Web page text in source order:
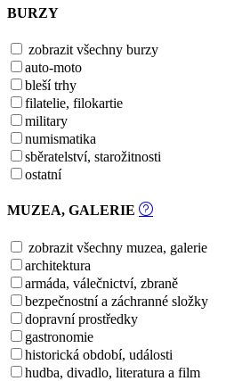
BURZY
zobrazit všechny burzy
auto-moto
bleší trhy
filatelie, filokartie
military
numismatika
sběratelství, starožitnosti
ostatní
MUZEA, GALERIE
zobrazit všechny muzea, galerie
architektura
armáda, válečnictví, zbraně
bezpečnostní a záchranné složky
dopravní prostředky
gastronomie
historická období, události
hudba, divadlo, literatura a film